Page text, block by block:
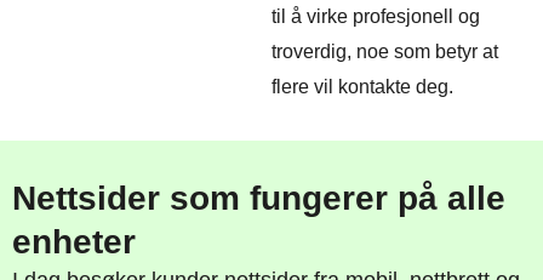
til å virke profesjonell og
troverdig, noe som betyr at
flere vil kontakte deg.
Nettsider som fungerer på alle
enheter